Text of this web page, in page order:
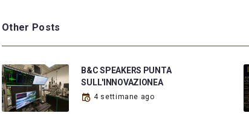
Other Posts
B&C SPEAKERS PUNTA
SULL'INNOVAZIONEA
4 settimane ago